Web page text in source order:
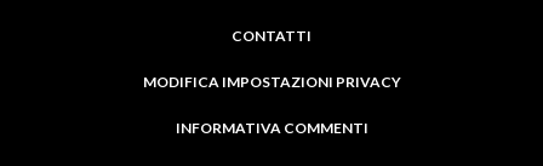
CONTATTI
MODIFICA IMPOSTAZIONI PRIVACY
INFORMATIVA COMMENTI